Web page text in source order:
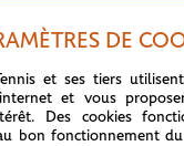
4 JUIN 2026 DE
et ses tiers
et vous
Des cookies
bon fonctionnement